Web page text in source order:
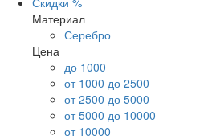
Материал
Серебро
Цена
до 1000
от 1000 до 2500
от 2500 до 5000
от 5000 до 10000
от 10000